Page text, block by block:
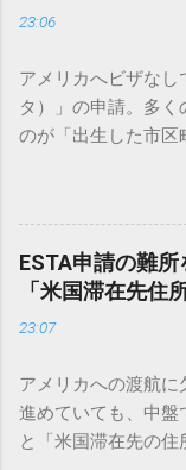
23:06
アメリカへビザなし
タ）」の申請。多く
のが「出生した市区
わっている場合は
見シンプルに見えて
スにつながる可能性
おける「出生した
る疑問、エラーを
を詳しく解説します
す。入力はすべて
す。 パスポートの
も重要なポイントは
ESTA申請の難
「米国滞在先住
23:07
アメリカへの渡航に
進めていても、中盤
と「米国滞在先の